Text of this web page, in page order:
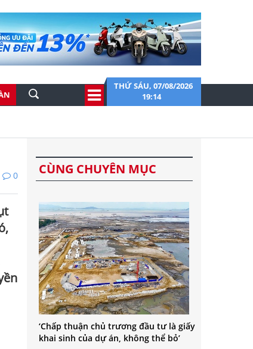
THỨ SÁU, 07/08/2026
19:14
0 CÙNG CHUYÊN MỤC
‘Chấp thuận chủ trương đầu tư là giấy
khai sinh của dự án, không thể bỏ’